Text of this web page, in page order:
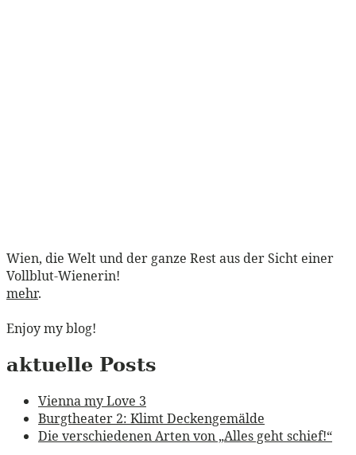
Wien, die Welt und der ganze Rest aus der Sicht einer
Vollblut-Wienerin!
mehr.
Enjoy my blog!
aktuelle Posts
Vienna my Love 3
Burgtheater 2: Klimt Deckengemälde
Die verschiedenen Arten von „Alles geht schief!“